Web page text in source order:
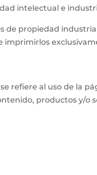
intelectual e
de propiedad
imprimirlos
refiere al uso de la
productos y/o